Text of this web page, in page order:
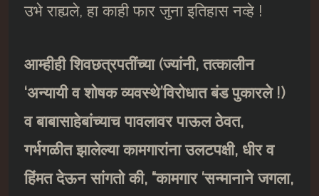
उभे राह्यले, हा काही फार जुना इतिहास नव्हे !
आम्हीही शिवछत्रपतींच्या (ज्यांनी,तत्कालीन
‘अन्यायी व शोषक व्यवस्थे’विरोधात बंड पुकारले !)
व बाबासाहेबांच्याच पावलावर पाऊल ठेवत,
गर्भगळीत झालेल्या कामगारांना उलटपक्षी, धीर व
हिंमत देऊन सांगतो की, “कामगार ‘सन्मानाने जगला,